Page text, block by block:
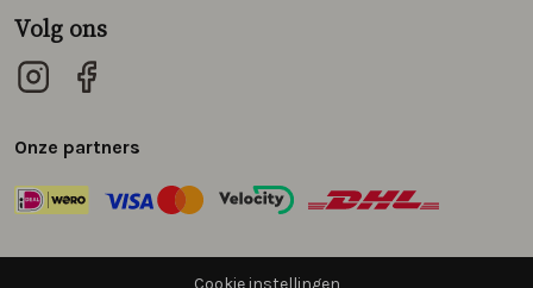
Volg ons
Onze partners
Cookie instellingen